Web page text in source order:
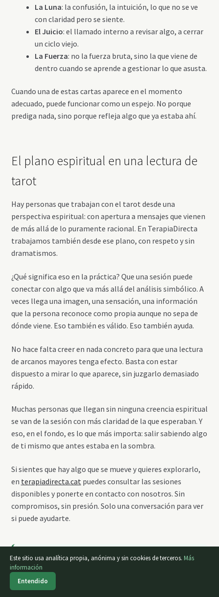
La Luna: la confusión, la intuición, lo que no se ve
con claridad pero se siente.
El Juicio: el llamado interno a revisar algo, a cerrar
un ciclo viejo.
La Fuerza: no la fuerza bruta, sino la que viene de
dentro cuando se aprende a gestionar lo que asusta.
Cuando una de estas cartas aparece en el momento
adecuado, puede funcionar como un espejo. No porque
prediga nada, sino porque refleja algo que ya estaba ahí.
El plano espiritual en una lectura de
tarot
Hay personas que trabajan con el tarot desde una
perspectiva espiritual: con apertura a mensajes que vienen
de más allá de lo puramente racional. En TerapiaDirecta
trabajamos también desde ese plano, con respeto y sin
dramatismos.
¿Qué significa eso en la práctica? Que una sesión puede
conectar con algo que va más allá del análisis simbólico. A
veces llega una imagen, una sensación, una información
que la persona reconoce como propia aunque no sepa de
dónde viene. Eso también es válido. Eso también ayuda.
No hace falta creer en nada concreto para que una lectura
de arcanos mayores tenga efecto. Basta con estar
dispuesto a mirar lo que aparece, sin juzgarlo demasiado
rápido.
Muchas personas que llegan sin ninguna creencia espiritual
se van de la sesión con más claridad de la que esperaban. Y
eso, en el fondo, es lo que más importa: salir sabiendo algo
de ti mismo que antes estaba en la sombra.
Si sientes que hay algo que se mueve y quieres explorarlo,
en terapiadirecta.cat puedes consultar las sesiones
disponibles y ponerte en contacto con nosotros. Sin
compromisos, sin presión. Solo una conversación para ver
si puede ayudarte.
Libros recomendados sobre
este tema
Buscar
Buscar
Este sitio usa analítica propia, anónima y sin cookies de terceros. Más
información
Entendido